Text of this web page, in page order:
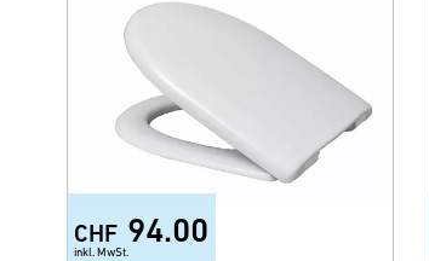
CHF 94.00
inkl. MwSt.